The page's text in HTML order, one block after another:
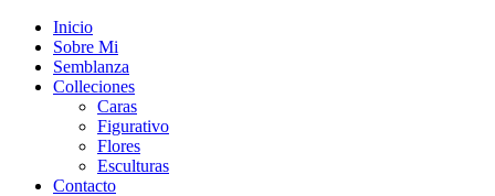
Inicio
Sobre Mi
Semblanza
Colleciones
Caras
Figurativo
Flores
Esculturas
Contacto